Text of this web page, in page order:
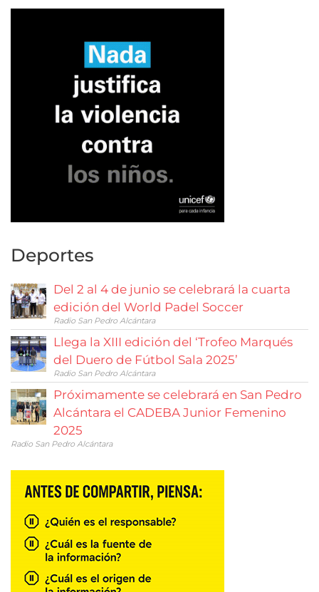
Deportes
Del 2 al 4 de junio se celebrará la cuarta
edición del World Padel Soccer
Radio San Pedro Alcántara
Llega la XIII edición del ‘Trofeo Marqués
del Duero de Fútbol Sala 2025’
Radio San Pedro Alcántara
Próximamente se celebrará en San Pedro
Alcántara el CADEBA Junior Femenino
2025
Radio San Pedro Alcántara